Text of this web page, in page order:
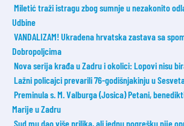
Miletić traži istragu zbog sumnje u nezakonito
Udbine
VANDALIZAM! Ukradena hrvatska zastava sa
Dobropoljcima
Nova serija krađa u Zadru i okolici: Lopovi nisu
Lažni policajci prevarili 76-godišnjakinju u
Preminula s. M. Valburga (Josica) Petani,
Marije u Zadru
Sud mu dao više prilika, ali jednu pogrešku nije